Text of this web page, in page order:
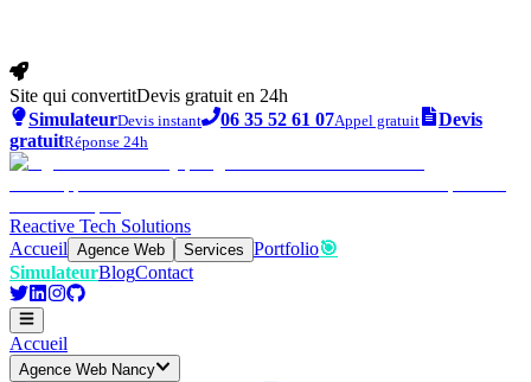
Site qui convertitDevis gratuit en 24h
SimulateurDevis instant 06 35 52 61 07Appel gratuit
Devis
gratuitRéponse 24h
Reactive Tech Solutions
Accueil Agence Web Services Portfolio🎯
SimulateurBlogContact
Accueil
Agence Web Nancy